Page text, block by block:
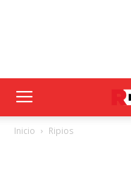
Inicio Ripios